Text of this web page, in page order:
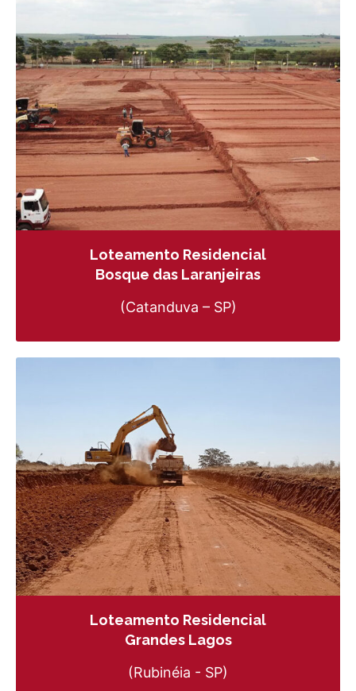
Loteamento Residencial
Bosque das Laranjeiras
(Catanduva – SP)
Loteamento Residencial
Grandes Lagos
(Rubinéia - SP)